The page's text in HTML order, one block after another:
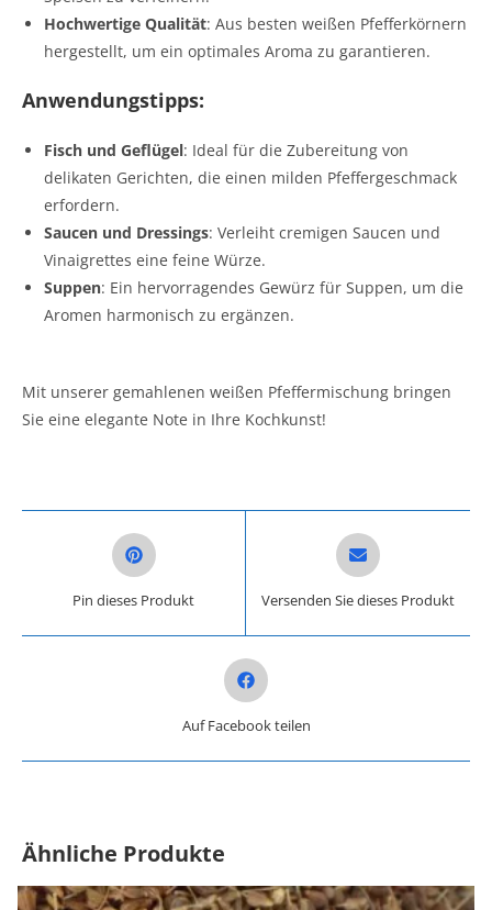
Hochwertige Qualität: Aus besten weißen Pfefferkörnern
hergestellt, um ein optimales Aroma zu garantieren.
Anwendungstipps:
Fisch und Geflügel: Ideal für die Zubereitung von
delikaten Gerichten, die einen milden Pfeffergeschmack
erfordern.
Saucen und Dressings: Verleiht cremigen Saucen und
Vinaigrettes eine feine Würze.
Suppen: Ein hervorragendes Gewürz für Suppen, um die
Aromen harmonisch zu ergänzen.
Mit unserer gemahlenen weißen Pfeffermischung bringen
Sie eine elegante Note in Ihre Kochkunst!
Opens in a new window
Pin dieses Produkt
Opens in a new
Versenden Sie dieses Produkt
Opens in a new window
Auf Facebook teilen
Ähnliche Produkte